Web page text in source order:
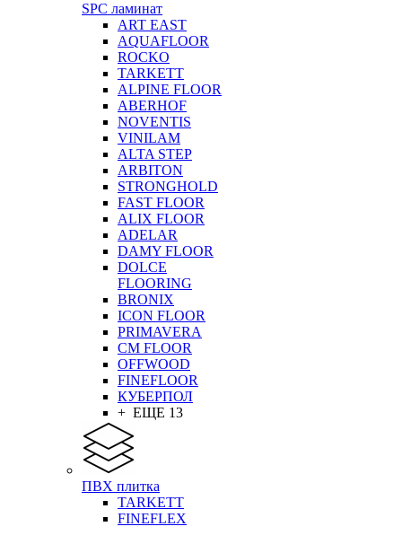
SPC ламинат
ART EAST
AQUAFLOOR
ROCKO
TARKETT
ALPINE FLOOR
ABERHOF
NOVENTIS
VINILAM
ALTA STEP
ARBITON
STRONGHOLD
FAST FLOOR
ALIX FLOOR
ADELAR
DAMY FLOOR
DOLCE
FLOORING
BRONIX
ICON FLOOR
PRIMAVERA
CM FLOOR
OFFWOOD
FINEFLOOR
КУБЕРПОЛ
+ ЕЩЕ 13
ПВХ плитка
TARKETT
FINEFLEX